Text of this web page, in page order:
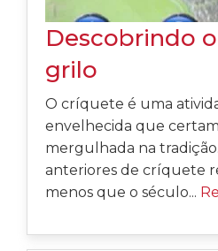
Descobrindo
grilo
O críquete é uma
envelhecida que
mergulhada na
anteriores de críquete
menos que o século...